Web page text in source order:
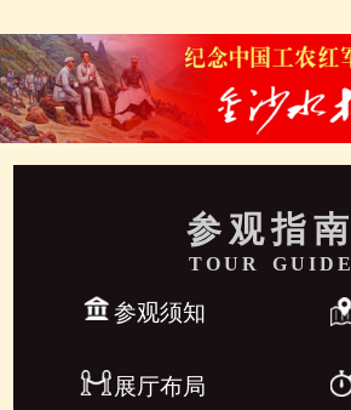
参观指南
TOUR GUIDE
参观须知
展厅布局